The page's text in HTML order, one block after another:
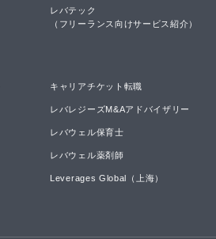
レバテック
（フリーランス向けサービス紹介）
キャリアチケット転職
レバレジーズM&Aアドバイザリー
レバウェル保育士
レバウェル薬剤師
Leverages Global（上海）